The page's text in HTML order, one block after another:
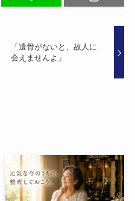
「遺骨が​ないと、​故人に​
会えませんよ」